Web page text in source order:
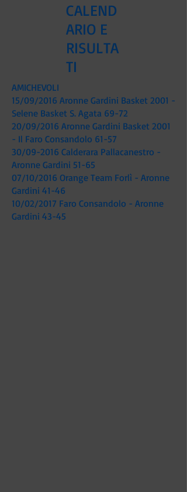
CALEND
ARIO E
RISULTA
TI
AMICHEVOLI
15/09/2016 Aronne Gardini Basket 2001 -
Selene Basket S. Agata 69-72
20/09/2016 Aronne Gardini Basket 2001
- Il Faro Consandolo 61-57
30/09-2016 Calderara Pallacanestro -
Aronne Gardini 51-65
07/10/2016 Orange Team Forlì - Aronne
Gardini 41-46
10/02/2017 Faro Consandolo - Aronne
Gardini 43-45